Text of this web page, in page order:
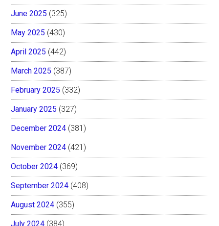
June 2025 (325)
May 2025 (430)
April 2025 (442)
March 2025 (387)
February 2025 (332)
January 2025 (327)
December 2024 (381)
November 2024 (421)
October 2024 (369)
September 2024 (408)
August 2024 (355)
July 2024 (384)